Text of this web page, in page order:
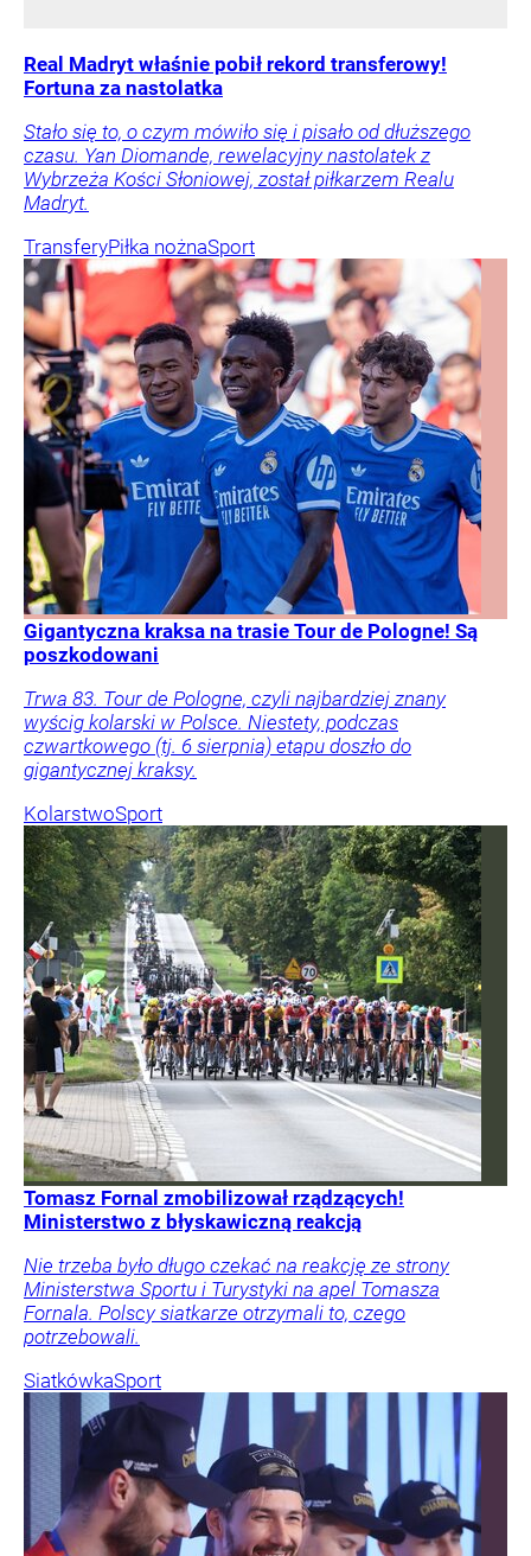
Real Madryt właśnie pobił rekord transferowy!
Fortuna za nastolatka
Stało się to, o czym mówiło się i pisało od dłuższego
czasu. Yan Diomande, rewelacyjny nastolatek z
Wybrzeża Kości Słoniowej, został piłkarzem Realu
Madryt.
TransferyPiłka nożnaSport
Gigantyczna kraksa na trasie Tour de Pologne! Są
poszkodowani
Trwa 83. Tour de Pologne, czyli najbardziej znany
wyścig kolarski w Polsce. Niestety, podczas
czwartkowego (tj. 6 sierpnia) etapu doszło do
gigantycznej kraksy.
KolarstwoSport
Tomasz Fornal zmobilizował rządzących!
Ministerstwo z błyskawiczną reakcją
Nie trzeba było długo czekać na reakcję ze strony
Ministerstwa Sportu i Turystyki na apel Tomasza
Fornala. Polscy siatkarze otrzymali to, czego
potrzebowali.
SiatkówkaSport